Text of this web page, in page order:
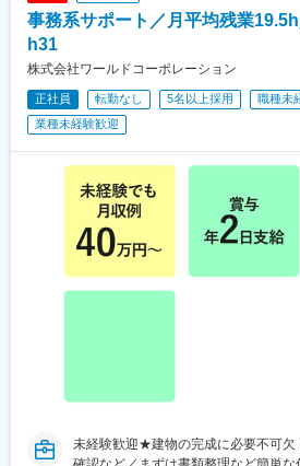
駅、中条駅、宮内駅(新潟県)、魚沼丘
常永駅、春日居町駅、東桂駅、動橋駅
朝潮橋駅、門真南駅、深江橋駅、河
石駅、中埠頭駅、苅藻駅、加太駅(和
市民病院口駅、篠原駅(滋賀県)、多賀
おごと温泉駅、長浜駅、箕浦駅、讃
三本松駅(香川県)、北伊予駅、伊予富
郷駅、布師田駅、撫養駅、川原石駅、
駅、本郷駅(広島県)、八本松駅、東福
駅、下府駅、八浜駅、金光駅、木見駅
駅、米川駅、山口駅(山口県)、新南陽
大津駅、光の森駅、平成駅、人吉駅、
(宮崎県)、高鍋駅、三股駅、東旭川駅
士駅(北海道)、根室駅、新川駅(北海道
事務系サポート／月平均残業
h31
株式会社ワールドコーポレーション
正社員 転勤なし 5名以上採用
職種未
業種未経験歓迎
未経験歓迎★建物の完成に必要不可欠